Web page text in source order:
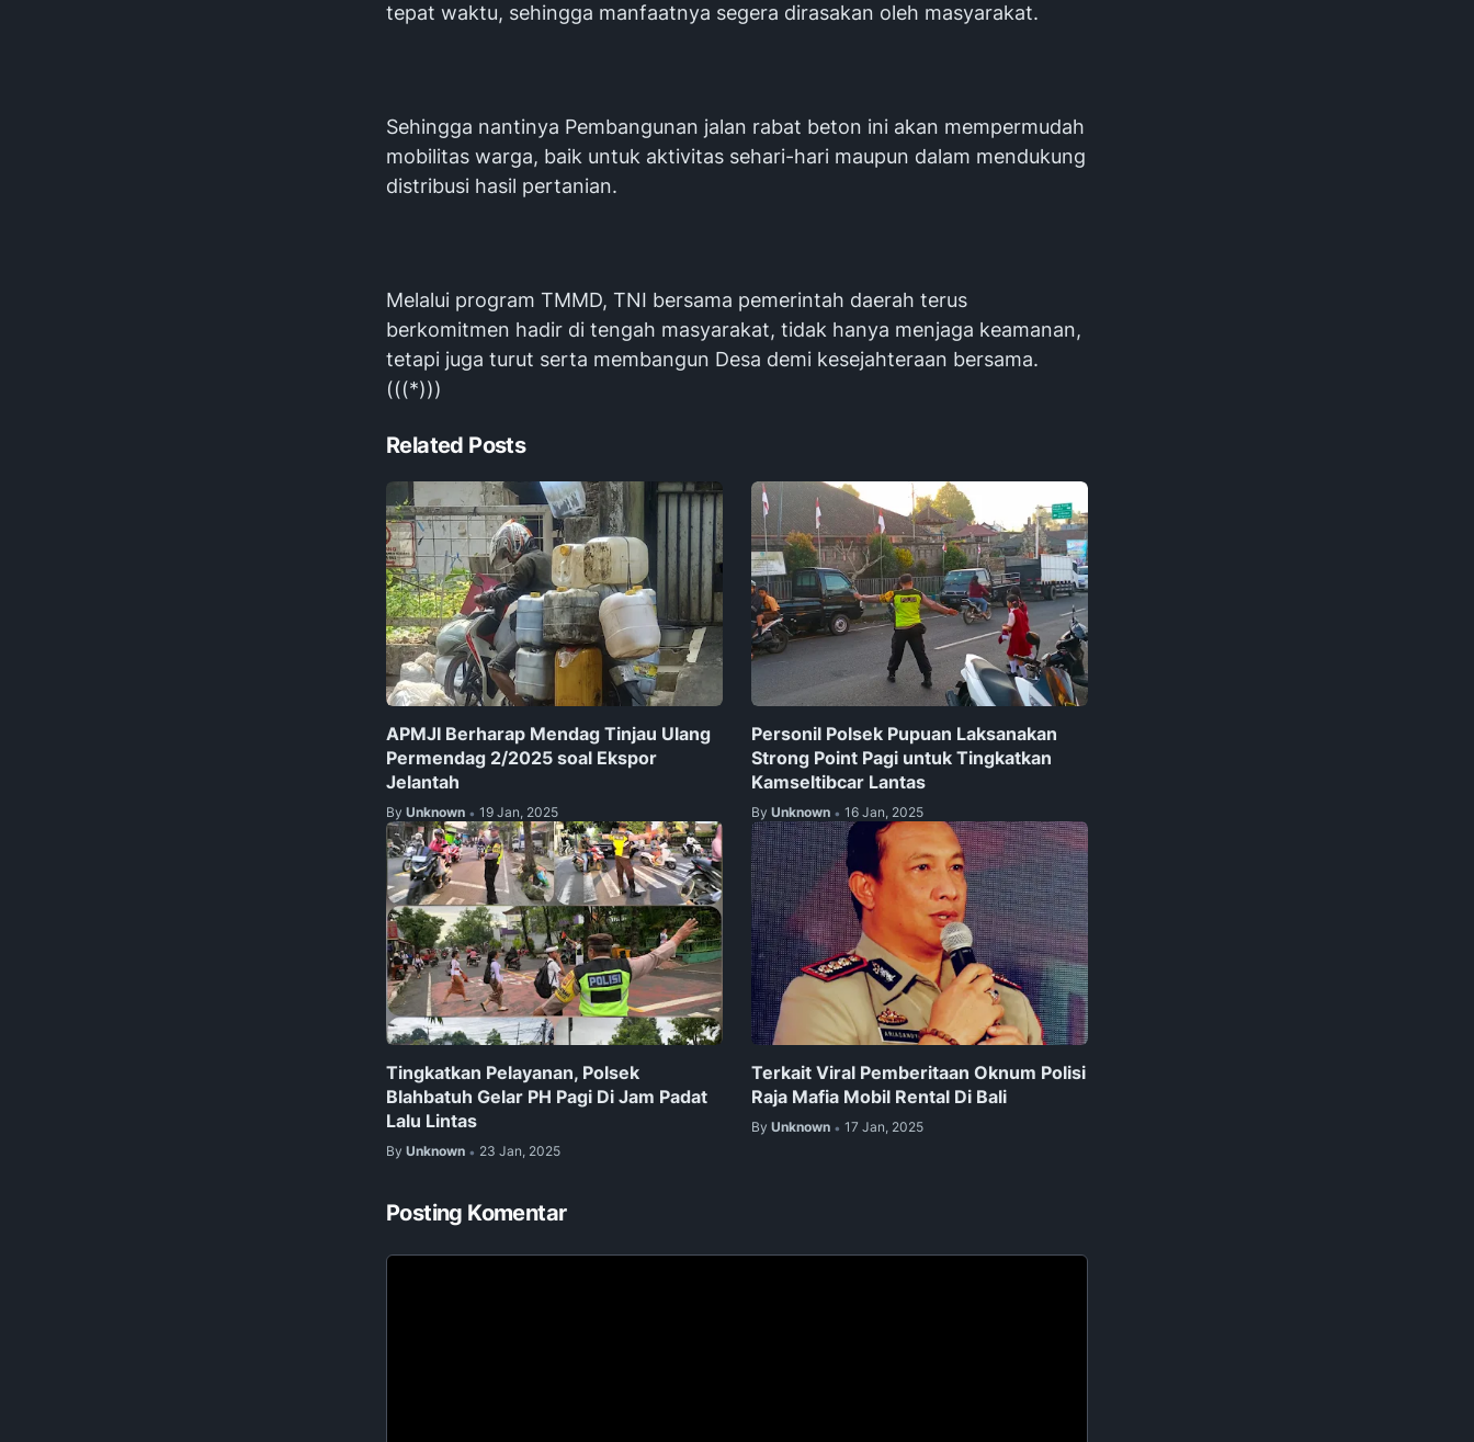
tepat waktu, sehingga manfaatnya segera dirasakan oleh masyarakat.
Sehingga nantinya Pembangunan jalan rabat beton ini akan mempermudah
mobilitas warga, baik untuk aktivitas sehari-hari maupun dalam mendukung
distribusi hasil pertanian.
Melalui program TMMD, TNI bersama pemerintah daerah terus
berkomitmen hadir di tengah masyarakat, tidak hanya menjaga keamanan,
tetapi juga turut serta membangun Desa demi kesejahteraan bersama.
(((*)))
Related Posts
APMJI Berharap Mendag Tinjau Ulang
Permendag 2/2025 soal Ekspor
Jelantah
By Unknown • 19 Jan, 2025
Personil Polsek Pupuan Laksanakan
Strong Point Pagi untuk Tingkatkan
Kamseltibcar Lantas
By Unknown • 16 Jan, 2025
Tingkatkan Pelayanan, Polsek
Blahbatuh Gelar PH Pagi Di Jam Padat
Lalu Lintas
By Unknown • 23 Jan, 2025
Terkait Viral Pemberitaan Oknum Polisi
Raja Mafia Mobil Rental Di Bali
By Unknown • 17 Jan, 2025
Posting Komentar